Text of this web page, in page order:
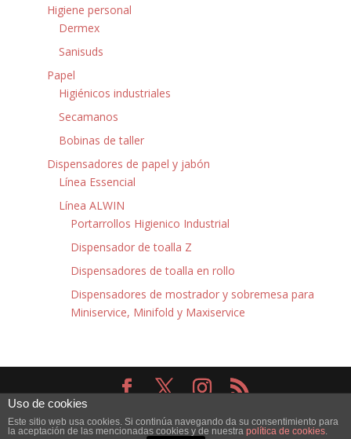
Higiene personal
Dermex
Sanisuds
Papel
Higiénicos industriales
Secamanos
Bobinas de taller
Dispensadores de papel y jabón
Línea Essencial
Línea ALWIN
Portarrollos Higienico Industrial
Dispensador de toalla Z
Dispensadores de toalla en rollo
Dispensadores de mostrador y sobremesa para
Miniservice, Minifold y Maxiservice
Elegant Themes
WordPress
Uso de cookies
Este sitio web usa cookies. Si continúa navegando da su consentimiento para
la aceptación de las mencionadas cookies y de nuestra política de cookies.